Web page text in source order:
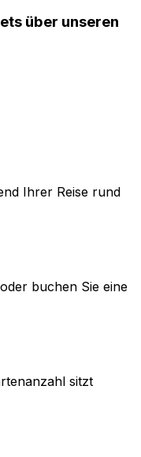
über unseren
Ihrer Reise rund
buchen Sie eine
sitzt